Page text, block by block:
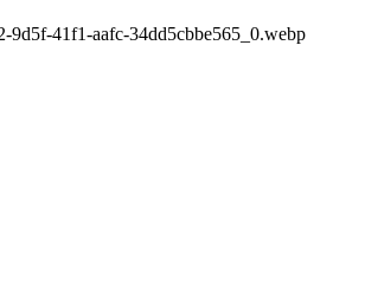
9d5f-41f1-aafc-34dd5cbbe565_0.webp